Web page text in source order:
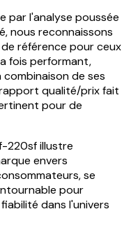
par l'analyse poussée
nous reconnaissons
référence pour ceux
fois performant,
de ses
qualité/prix fait
pour de
220sf illustre
envers
se
pour
dans l'univers